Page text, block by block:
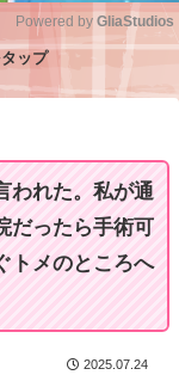
u
Powered by GliaStudios
ップ
われた。私が通
だったら手術可
トメのところへ
2025.07.24